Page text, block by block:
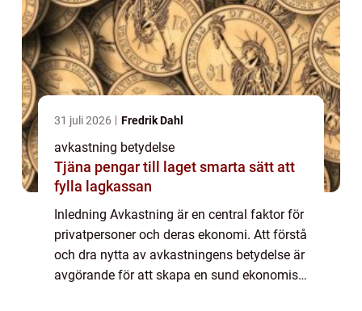
31 juli 2026 Fredrik Dahl
avkastning betydelse
Tjäna pengar till laget smarta sätt att
fylla lagkassan
Inledning Avkastning är en central faktor för
privatpersoner och deras ekonomi. Att förstå
och dra nytta av avkastningens betydelse är
avgörande för att skapa en sund ekonomisk